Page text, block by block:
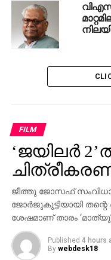
മരണം
FILM
‘ജയിലര്‍
ജീത്തു ജോസഫ്
ജോര്‍ജുകുട്ടിയായി
ശേഷമാണ് താരം
Published 4 hours
By webdesk18